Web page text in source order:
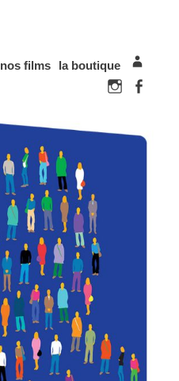
nos films la boutique
mon
Instagram